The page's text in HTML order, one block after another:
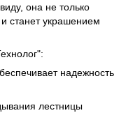
она не только
станет украшением
надежность
лестницы